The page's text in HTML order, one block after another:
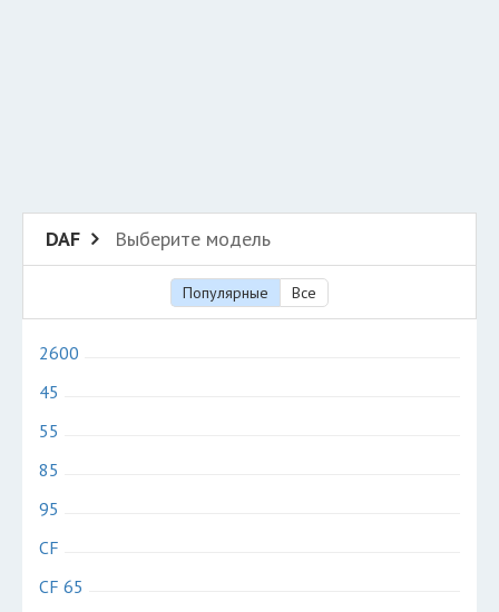
DAF Выберите модель
Популярные Все
2600
45
55
85
95
CF
CF 65